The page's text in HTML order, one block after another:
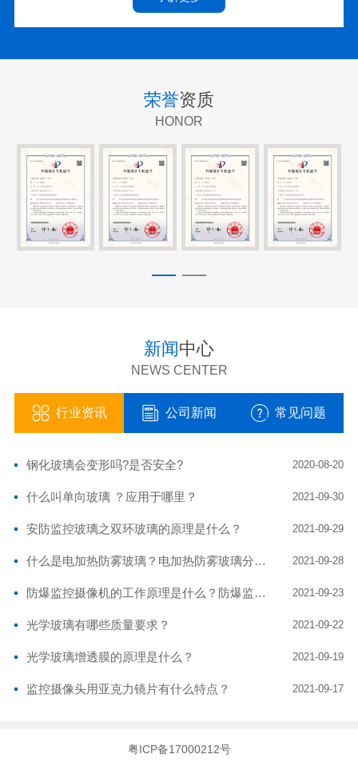
荣誉资质
HONOR
新闻中心
NEWS CENTER
行业资讯 公司新闻 常见问题
钢化玻璃会变形吗?是否安全? 2020-08-20
什么叫单向玻璃 ？应用于哪里？ 2021-09-30
安防监控玻璃之双环玻璃的原理是什么？ 2021-09-29
什么是电加热防雾玻璃？电加热防雾玻璃分有哪几种？电加热玻璃有什么优点？ 2021-09-28
防爆监控摄像机的工作原理是什么？防爆监控摄像头玻璃耐高温吗？ 2021-09-23
光学玻璃有哪些质量要求？ 2021-09-22
光学玻璃增透膜的原理是什么？ 2021-09-19
监控摄像头用亚克力镜片有什么特点？ 2021-09-17
粤ICP备17000212号